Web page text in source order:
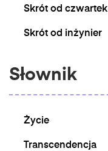
Skrót od czwartek
Skrót od inżynier
Słownik
Życie
Transcendencja